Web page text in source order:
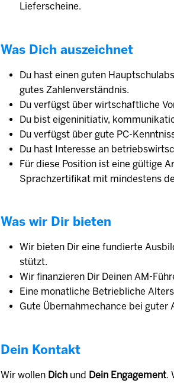
Lieferscheine.
Was Dich auszeichnet
Du hast einen guten
gutes Zahlenverständnis.
Du verfügst über wirtschaftliche
Du bist eigeninitiativ,
Du verfügst über gute PC-
Du hast Interesse an
Für diese Position ist eine gültige
Sprachzertifikat mit mindestens
Was wir Dir bieten
Wir bieten Dir eine fundierte
stützt.
Wir finanzieren Dir Deinen AM-
Eine monat­liche Betrieb­liche
Gute Übernahmechance bei guter
Dein Kontakt
Wir wollen Dich und Dein Engagement.